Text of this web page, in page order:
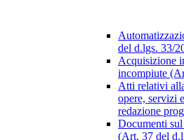
del d.lgs. 33/
Acquisizione
incompiute
Atti relativi
opere, servizi
redazione
Documenti
(Art. 37 del